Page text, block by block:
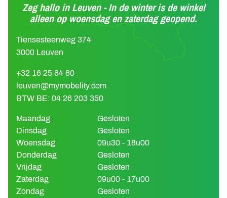
Zeg hallo in Leuven - In de winter is de winkel
alleen op woensdag en zaterdag geopend.
Tiensesteenweg 374
3000 Leuven
+32 16 25 84 80
leuven@mymobelity.com
BTW BE: 04 26 203 350
Maandag
Gesloten
Dinsdag
Gesloten
Woensdag
09u30 - 18u00
Donderdag
Gesloten
Vrijdag
Gesloten
Zaterdag
09u00 - 17u00
Zondag
Gesloten